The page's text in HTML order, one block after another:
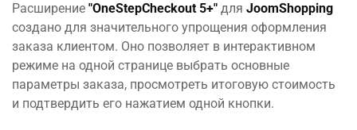
Расширение "OneStepCheckout 5+" для JoomShopping
создано для значительного упрощения оформления
заказа клиентом. Оно позволяет в интерактивном
режиме на одной странице выбрать основные
параметры заказа, просмотреть итоговую стоимость
и подтвердить его нажатием одной кнопки.